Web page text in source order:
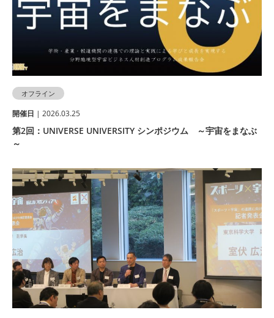
オフライン
開催⽇ | 2026.03.25
第2回：UNIVERSE UNIVERSITY シンポジウム ～宇宙をまなぶ
～